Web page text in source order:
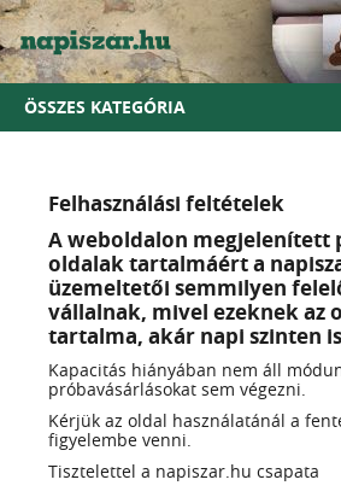
ÖSSZES KATEGÓRIA
Felhasználási feltételek
A weboldalon megjelenített
oldalak tartalmáért a
üzemeltetői semmilyen
vállalnak, mivel ezeknek az
tartalma, akár napi szinten
Kapacitás hiányában nem áll
próbavásárlásokat sem végezni.
Kérjük az oldal használatánál a
figyelembe venni.
Tisztelettel a napiszar.hu csapata